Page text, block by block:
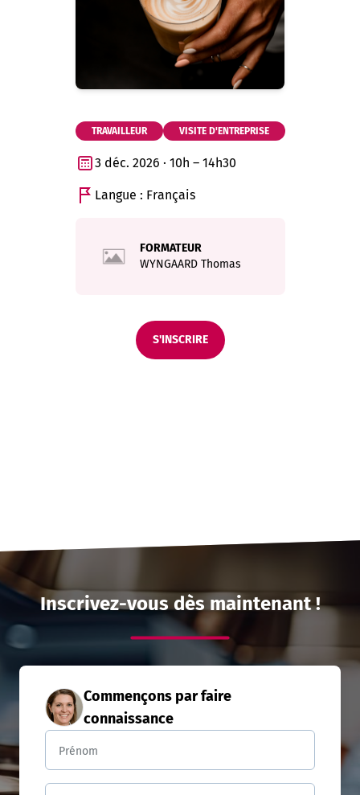
TRAVAILLEUR VISITE D'ENTREPRISE
3 déc. 2026 · 10h – 14h30
Langue : Français
FORMATEUR
WYNGAARD Thomas
S'INSCRIRE
Inscrivez-vous dès maintenant !
Commençons par faire
connaissance
Prénom